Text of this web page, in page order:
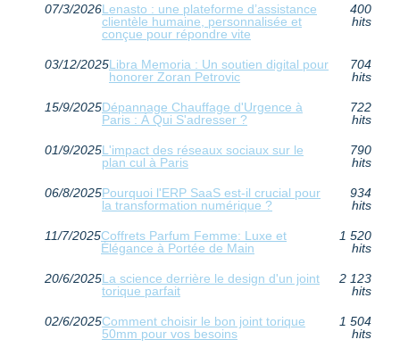
07/3/2026Lenasto : une plateforme d’assistance
clientèle humaine, personnalisée et
conçue pour répondre vite
400
hits
03/12/2025Libra Memoria : Un soutien digital pour
honorer Zoran Petrovic
704
hits
15/9/2025Dépannage Chauffage d'Urgence à
Paris : À Qui S'adresser ?
722
hits
01/9/2025L'impact des réseaux sociaux sur le
plan cul à Paris
790
hits
06/8/2025Pourquoi l'ERP SaaS est-il crucial pour
la transformation numérique ?
934
hits
11/7/2025Coffrets Parfum Femme: Luxe et
Élégance à Portée de Main
1 520
hits
20/6/2025La science derrière le design d'un joint
torique parfait
2 123
hits
02/6/2025Comment choisir le bon joint torique
50mm pour vos besoins
1 504
hits